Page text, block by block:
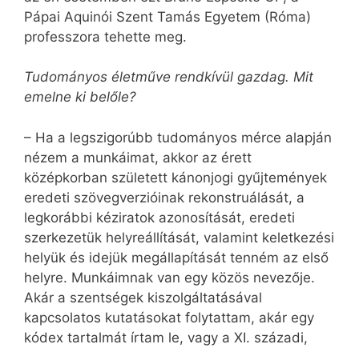
Pápai Aquinói Szent Tamás Egyetem (Róma)
professzora tehette meg.
Tudományos életműve rendkívül gazdag. Mit
emelne ki belőle?
– Ha a legszigorúbb tudományos mérce alapján
nézem a munkáimat, akkor az érett
középkorban született kánonjogi gyűjtemények
eredeti szövegverzióinak rekonstruálását, a
legkorábbi kéziratok azonosítását, eredeti
szerkezetük helyreállítását, valamint keletkezési
helyük és idejük megállapítását tenném az első
helyre. Munkáimnak van egy közös nevezője.
Akár a szentségek kiszolgáltatásával
kapcsolatos kutatásokat folytattam, akár egy
kódex tartalmát írtam le, vagy a XI. századi,